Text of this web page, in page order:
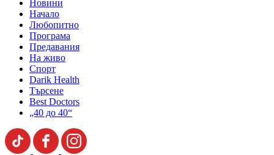
Новини
Начало
Любопитно
Програма
Предавания
На живо
Спорт
Darik Health
Търсене
Best Doctors
„40 до 40“